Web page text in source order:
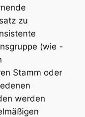
zu
(wie -
Stamm oder
werden